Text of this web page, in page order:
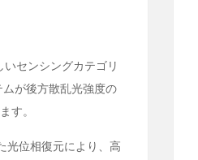
いセンシングカテゴリ
ムが後方散乱光強度の
す。
光位相復元により、高